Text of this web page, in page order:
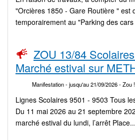
"Orcières 1850 - Gare Routière " est
temporairement au "Parking des
ZOU 13/84
Marché estival sur
Manifestation- jusqu'au 21/09/2026- Zou
Lignes Scolaires 9501 - 9503 Tous
Du 11 mai 2026 au 21 septembre
marché estival du lundi, l’arrêt Place...